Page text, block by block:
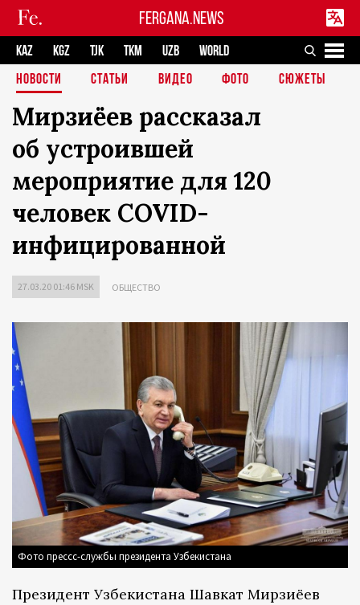
FERGANA.NEWS
KAZ KGZ TJK TKM UZB
WORLD
НОВОСТИ
СТАТЬИ ВИДЕО ФОТО СЮЖЕТЫ
Мирзиёев рассказал
об устроившей
мероприятие для 120
человек COVID-
инфицированной
27.03.20 01:46 MSK ОБЩЕСТВО
Фото прессс-службы президента Узбекистана
Президент Узбекистана Шавкат Мирзиёев